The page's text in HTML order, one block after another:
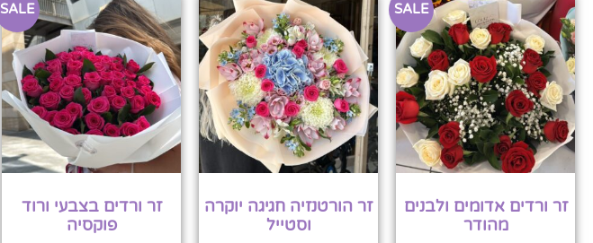
SALE
זר ורדים אדומים ולבנים
מהודר
זר הורטנזיה חגיגה יוקרה
וסטייל
SALE
זר ורדים בצבעי ורוד
פוקסיה